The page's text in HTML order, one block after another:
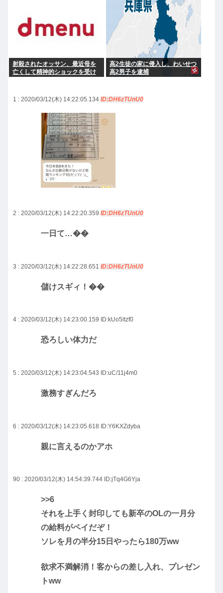
射殺されたオッサン、最近母を
亡くして精神的ショックを受け
高2生徒の家に侵入し、わいせつ
高2男子を逮捕
1 : 2020/03/12(木) 14:22:05.134 ID:DH6zTUnU0
2 : 2020/03/12(木) 14:22:20.359 ID:DH6zTUnU0
一日て…��
3 : 2020/03/12(木) 14:22:28.651 ID:DH6zTUnU0
儲けスギィ！��
4 : 2020/03/12(木) 14:23:00.159 ID:kUo5ltzf0
恐ろしい体力だ
5 : 2020/03/12(木) 14:23:04.543 ID:uC/11j4m0
激務すぎんだろ
6 : 2020/03/12(木) 14:23:05.618 ID:Y6KXZdyba
親に言えるのかアホ
90 : 2020/03/12(木) 14:54:39.744 ID:jTq4G6Yja
>>6
それを上手く封印しても新卒のOLの一月分
の給料がペイだぞ！
ソレを月の半分15日やったら180万ww
欲求不満解消！客からの差し入れ、プレゼン
トww